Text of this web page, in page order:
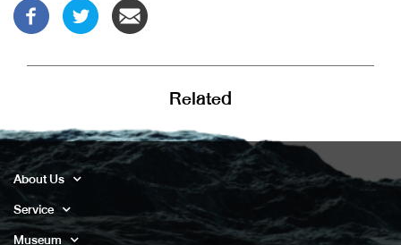
Related
About Us
Service
Museum